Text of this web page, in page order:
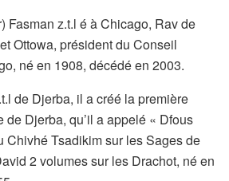
Fasman z.t.l é à Chicago, Rav de
Ottowa, président du Conseil
né en 1908, décédé en 2003.
de Djerba, il a créé la première
de Djerba, qu’il a appelé « Dfous
Chivhé Tsadikim sur les Sages de
2 volumes sur les Drachot, né en